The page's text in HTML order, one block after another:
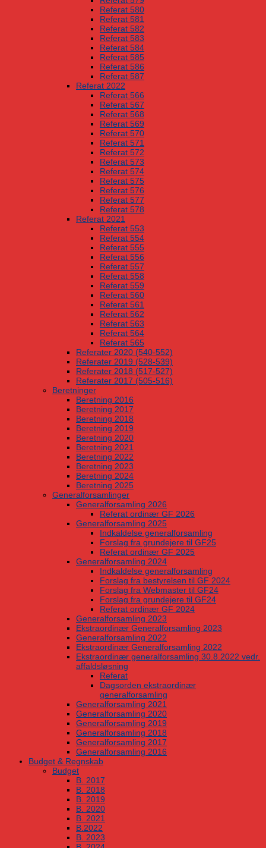
Referat 580
Referat 581
Referat 582
Referat 583
Referat 584
Referat 585
Referat 586
Referat 587
Referat 2022
Referat 566
Referat 567
Referat 568
Referat 569
Referat 570
Referat 571
Referat 572
Referat 573
Referat 574
Referat 575
Referat 576
Referat 577
Referat 578
Referat 2021
Referat 553
Referat 554
Referat 555
Referat 556
Referat 557
Referat 558
Referat 559
Referat 560
Referat 561
Referat 562
Referat 563
Referat 564
Referat 565
Referater 2020 (540-552)
Referater 2019 (528-539)
Referater 2018 (517-527)
Referater 2017 (505-516)
Beretninger
Beretning 2016
Beretning 2017
Beretning 2018
Beretning 2019
Beretning 2020
Beretning 2021
Beretning 2022
Beretning 2023
Beretning 2024
Beretning 2025
Generalforsamlinger
Generalforsamling 2026
Referat ordinær GF 2026
Generalforsamling 2025
Indkaldelse generalforsamling
Forslag fra grundejere til GF25
Referat ordinær GF 2025
Generalforsamling 2024
Indkaldelse generalforsamling
Forslag fra bestyrelsen til GF 2024
Forslag fra Webmaster til GF24
Forslag fra grundejere til GF24
Referat ordinær GF 2024
Generalforsamling 2023
Ekstraordinær Generalforsamling 2023
Generalforsamling 2022
Ekstraordinær Generalforsamling 2022
Ekstraordinær generalforsamling 30.8.2022 vedr.
affaldsløsning
Referat
Dagsorden ekstraordinær
generalforsamling
Generalforsamling 2021
Generalforsamling 2020
Generalforsamling 2019
Generalforsamling 2018
Generalforsamling 2017
Generalforsamling 2016
Budget & Regnskab
Budget
B. 2017
B. 2018
B. 2019
B. 2020
B. 2021
B.2022
B. 2023